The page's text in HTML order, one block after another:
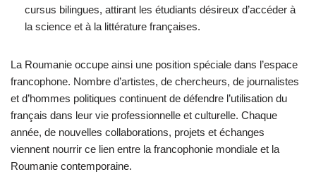
cursus bilingues, attirant les étudiants désireux d’accéder à
la science et à la littérature françaises.
La Roumanie occupe ainsi une position spéciale dans l’espace
francophone. Nombre d’artistes, de chercheurs, de journalistes
et d’hommes politiques continuent de défendre l’utilisation du
français dans leur vie professionnelle et culturelle. Chaque
année, de nouvelles collaborations, projets et échanges
viennent nourrir ce lien entre la francophonie mondiale et la
Roumanie contemporaine.